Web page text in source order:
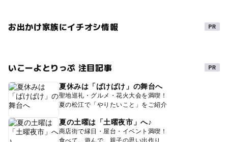
お出かけ家族にイチオシ情報
いこーよとりっぷ 注目記事
夏休みは「ばけばけ」の舞台へ
聖地巡礼・グルメ・花火大会を満喫！
夏の松江で「やりたいこと」をご紹介
夏の土曜は「土曜夜市」へ♪
商店街で縁日・屋台・イベント満喫！
食べて、遊んで、親子の思い出作り